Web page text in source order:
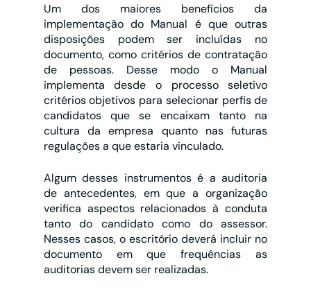
Um dos maiores benefícios da
implementação do Manual é que outras
disposições podem ser incluídas no
documento, como critérios de contratação
de pessoas. Desse modo o Manual
implementa desde o processo seletivo
critérios objetivos para selecionar perfis de
candidatos que se encaixam tanto na
cultura da empresa quanto nas futuras
regulações a que estaria vinculado.
Algum desses instrumentos é a auditoria
de antecedentes, em que a organização
verifica aspectos relacionados à conduta
tanto do candidato como do assessor.
Nesses casos, o escritório deverá incluir no
documento em que frequências as
auditorias devem ser realizadas.